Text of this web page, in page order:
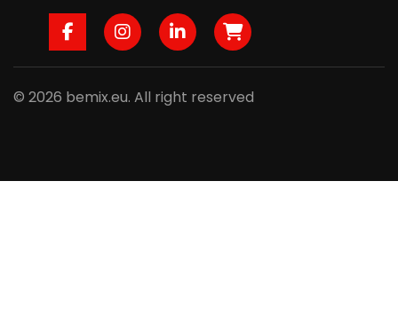
FacebookInstagram
LinkedInB2B
© 2026 bemix.eu. All right reserved